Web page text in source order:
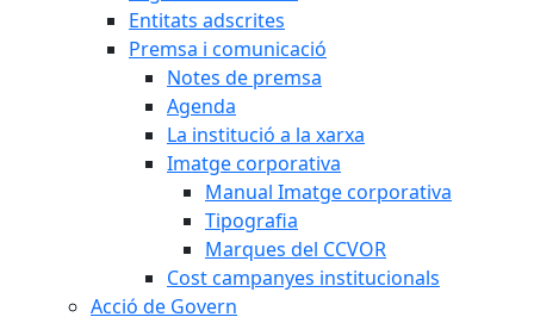
Entitats adscrites
Premsa i comunicació
Notes de premsa
Agenda
La institució a la xarxa
Imatge corporativa
Manual Imatge corporativa
Tipografia
Marques del CCVOR
Cost campanyes institucionals
Acció de Govern